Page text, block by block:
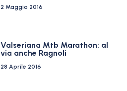
2 Maggio 2016
Valseriana Mtb Marathon: al
via anche Ragnoli
28 Aprile 2016